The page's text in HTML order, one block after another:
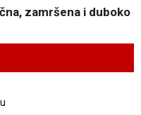
zamršena i duboko